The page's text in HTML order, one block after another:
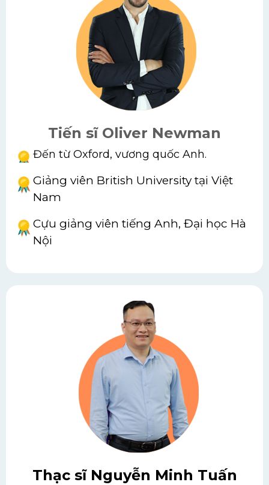
Tiến sĩ Oliver Newman
Đến từ Oxford, vương quốc Anh.
Giảng viên British University tại Việt
Nam
Cựu giảng viên tiếng Anh, Đại học Hà
Nội
Thạc sĩ Nguyễn Minh Tuấn